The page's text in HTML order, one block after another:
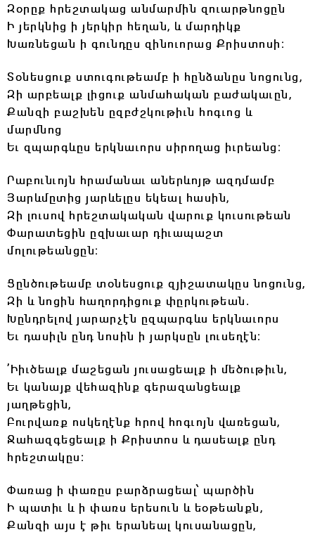
Զօրըք հրեշտակաց անմարմին զուարթնոցըն
Ի յերկնից ի յերկիր հեղան, և մարդիկք
Խառնեցան ի գունդըս զինուորաց Քրիստոսի։
Տօնեսցուք ստուգութեամբ ի հընձանըս նոցունց,
Զի արբեալք լիցուք անմահական բաժակաւըն,
Քանզի բաշխեն ըզբժշկութիւն հոգւոց և
մարմնոց
Եւ զպարգևըս երկնաւորս սիրողաց իւրեանց։
Րաբունւոյն հրամանաւ աներևոյթ ազդմամբ
Յարևմըտից յարևելըս եկեալ հասին,
Զի լուսով հրեշտակական վարուք կուսութեան
Փարատեցին ըզխաւար դիւապաշտ
մոլութեանցըն։
Ցընծութեամբ տօնեսցուք զյիշատակըս նոցունց,
Զի և նոցին հաղորդիցուք փըրկութեան.
Խընդրելով յարարչէն ըզպարգևս երկնաւորս
Եւ դասիլն ընդ նոսին ի յարկսըն լուսեղէն։
՚Իիւծեալք մաշեցան յուսացեալք ի մեծութիւն,
Եւ կանայք վեհազինք գերազանցեալք
յաղթեցին,
Բուրվառք ոսկեղէնք հրով հոգւոյն վառեցան,
Ջահազգեցեալք ի Քրիստոս և դասեալք ընդ
հրեշտակըս։
Փառաց ի փառըս բարձրացեալ՝ պարծին
Ի պատիւ և ի փառս երեսուն և եօթեանքն,
Քանզի այս է թիւ երանեալ կուսանացըն,